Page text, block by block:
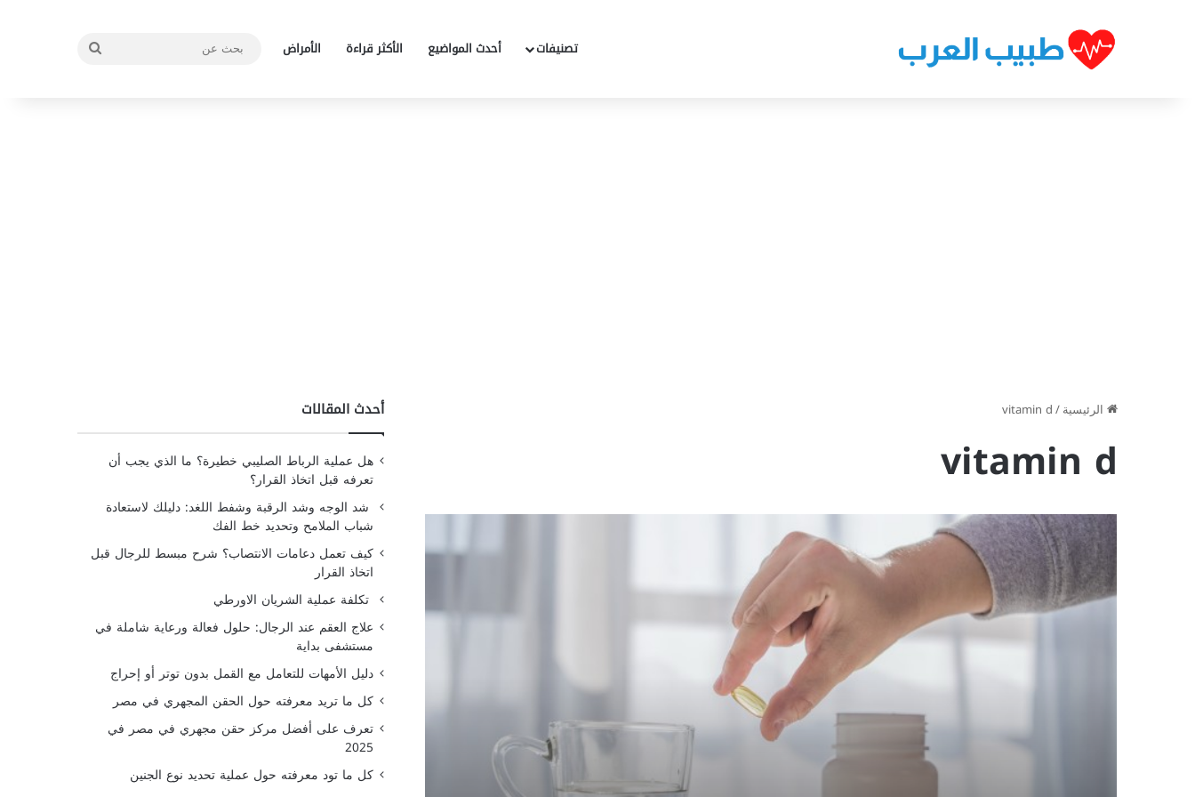
تصنيفات أحدث المواضيع الأكثر قراءة الأمراض
الرئيسية/
vitamin d
vitamin d
أحدث المقالات
هل عملية الرباط الصليبي خطيرة؟ ما الذي يجب أن
تعرفه قبل اتخاذ القرار؟
شد الوجه وشد الرقبة وشفط اللغد: دليلك لاستعادة
شباب الملامح وتحديد خط الفك
كيف تعمل دعامات الانتصاب؟ شرح مبسط للرجال قبل
اتخاذ القرار
تكلفة عملية الشريان الاورطي
علاج العقم عند الرجال: حلول فعالة ورعاية شاملة في
مستشفى بداية
دليل الأمهات للتعامل مع القمل بدون توتر أو إحراج
كل ما تريد معرفته حول الحقن المجهري في مصر
تعرف على أفضل مركز حقن مجهري في مصر في
2025
كل ما تود معرفته حول عملية تحديد نوع الجنين